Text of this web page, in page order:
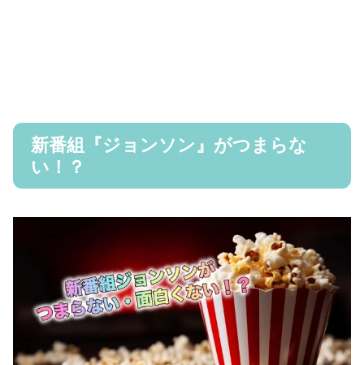
新番組『ジョンソン』がつまらな
い！？